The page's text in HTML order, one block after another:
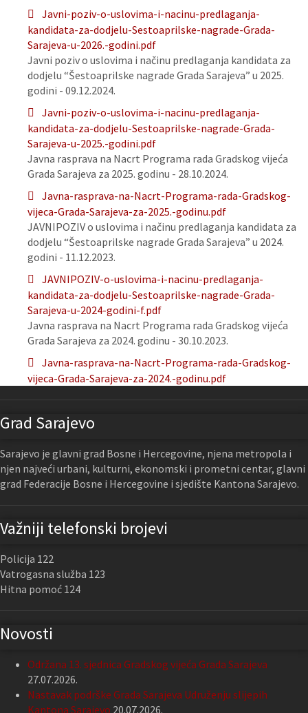
Javni-poziv-o-uslovima-i-nacinu-predlaganja-
kandidata-za-dodjelu-Sestoaprilske-nagrade-Grada-
Sarajeva-u-2026.-godini.pdf
Javni poziv o uslovima i načinu predlaganja kandidata za
dodjelu “Šestoaprilske nagrade Grada Sarajeva” u 2025.
godini - 09.12.2024.
Javni-poziv-o-uslovima-i-nacinu-predlaganja-
kandidata-za-dodjelu-Sestoaprilske-nagrade-Grada-
Sarajeva-u-2025.-godini.pdf
Javna rasprava na Nacrt Programa rada Gradskog vijeća
Grada Sarajeva za 2025. godinu - 28.10.2024.
Javna-rasprava-na-Nacrt-Programa-rada-Gradskog-
vijeca-Grada-Sarajeva-za-2025.-godinu.pdf
JAVNIPOZIV o uslovima i načinu predlaganja kandidata za
dodjelu “Šestoaprilske nagrade Grada Sarajeva” u 2024.
godini - 11.12.2023.
JAVNIPOZIV-o-uslovima-i-nacinu-predlaganja-
kandidata-za-dodjelu-Sestoaprilske-nagrade-Grada-
Sarajeva-u-2024-godini-f.pdf
Javna rasprava na Nacrt Programa rada Gradskog vijeća
Grada Sarajeva za 2024. godinu - 30.10.2023.
Javna-rasprava-na-Nacrt-Programa-rada-Gradskog-
vijeca-Grada-Sarajeva-za-2024.-godinu.pdf
Grad Sarajevo
Sarajevo je glavni grad Bosne i Hercegovine, njena metropola i
njen najveći urbani, kulturni, ekonomski i prometni centar, glavni
grad Federacije Bosne i Hercegovine i sjedište Kantona Sarajevo.
Važniji telefonski brojevi
Policija 122
Vatrogasna služba 123
Hitna pomoć 124
Novosti
Održana 13. sjednica Gradskog vijeća Grada Sarajeva
27.07.2026.
Nastavak podrške Grada Sarajeva Udruženju slijepih
Kantona Sarajevo 20.07.2026.